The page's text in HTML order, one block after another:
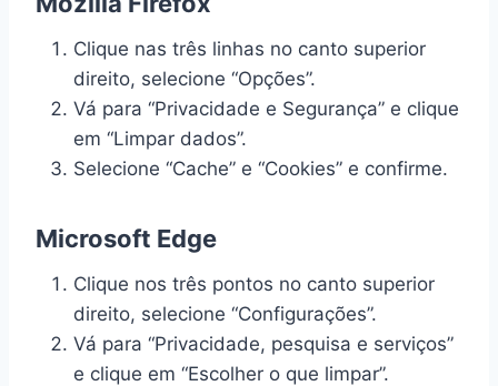
Clique nas três linhas no canto superior
direito, selecione “Opções”.
Vá para “Privacidade e Segurança” e clique
em “Limpar dados”.
Selecione “Cache” e “Cookies” e confirme.
Microsoft Edge
Clique nos três pontos no canto superior
direito, selecione “Configurações”.
Vá para “Privacidade, pesquisa e serviços”
e clique em “Escolher o que limpar”.